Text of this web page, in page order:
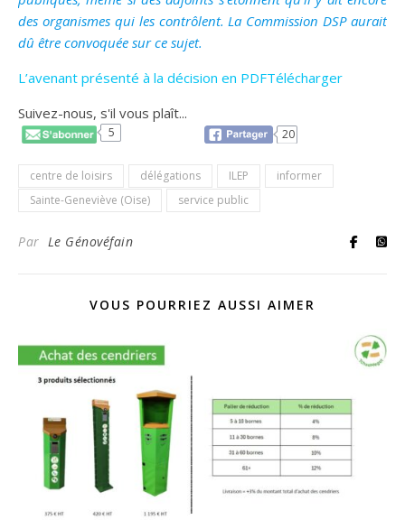
des organismes qui les contrôlent. La Commission DSP aurait
dû être convoquée sur ce sujet.
L’avenant présenté à la décision en PDFTélécharger
Suivez-nous, s'il vous plaît...
5 20
centre de loisirs délégations ILEP
informer
Sainte-Geneviève (Oise)
service public
Par Le Génovéfain
VOUS POURRIEZ AUSSI AIMER